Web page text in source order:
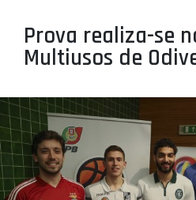
PROJETOS
LIGA BETCLIC
LIGA BETCLIC FEMININA
Prova realiza-se
Multiusos de